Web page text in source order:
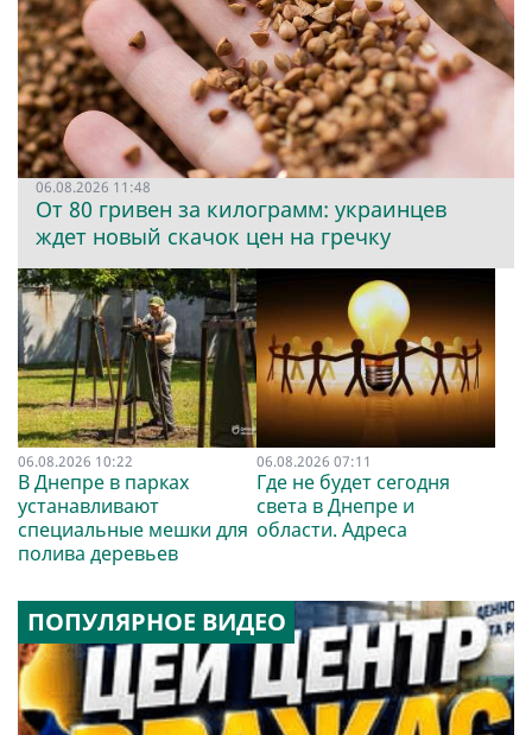
06.08.2026 11:48
От 80 гривен за килограмм: украинцев
ждет новый скачок цен на гречку
06.08.2026 10:22
В Днепре в парках
устанавливают
специальные мешки для
полива деревьев
06.08.2026 07:11
Где не будет сегодня
света в Днепре и
области. Адреса
ПОПУЛЯРНОЕ ВИДЕО